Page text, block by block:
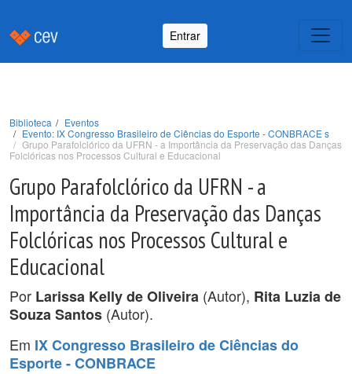
Entrar
Biblioteca
Eventos
Evento: IX Congresso Brasileiro de Ciências do Esporte - CONBRACE s
Grupo Parafolclórico da UFRN - a Importância da Preservação das Danças
Folclóricas nos Processos Cultural e Educacional
Grupo Parafolclórico da UFRN - a
Importância da Preservação das Danças
Folclóricas nos Processos Cultural e
Educacional
Por Larissa Kelly de Oliveira (Autor), Rita Luzia de
Souza Santos (Autor).
Em IX Congresso Brasileiro de Ciências do
Esporte - CONBRACE